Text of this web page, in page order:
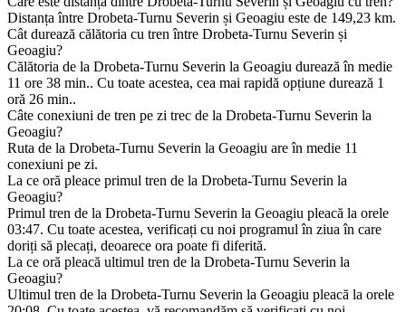
Distanța între Drobeta-Turnu Severin și Geoagiu este de 149,23 km.
Cât durează călătoria cu tren între Drobeta-Turnu Severin și
Geoagiu?
Călătoria de la Drobeta-Turnu Severin la Geoagiu durează în medie
11 ore 38 min.. Cu toate acestea, cea mai rapidă opțiune durează 1
oră 26 min..
Câte conexiuni de tren pe zi trec de la Drobeta-Turnu Severin la
Geoagiu?
Ruta de la Drobeta-Turnu Severin la Geoagiu are în medie 11
conexiuni pe zi.
La ce oră pleace primul tren de la Drobeta-Turnu Severin la
Geoagiu?
Primul tren de la Drobeta-Turnu Severin la Geoagiu pleacă la orele
03:47. Cu toate acestea, verificați cu noi programul în ziua în care
doriți să plecați, deoarece ora poate fi diferită.
La ce oră pleacă ultimul tren de la Drobeta-Turnu Severin la
Geoagiu?
Ultimul tren de la Drobeta-Turnu Severin la Geoagiu pleacă la orele